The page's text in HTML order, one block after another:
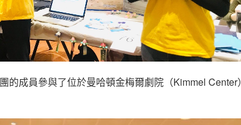
的成員參與了位於曼哈頓金梅爾劇院（Kimmel Center）